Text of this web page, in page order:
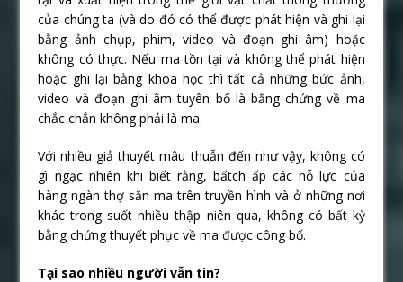
của chúng ta (và do đó có thể được phát hiện và ghi lại
bằng ảnh chụp, phim, video và đoạn ghi âm) hoặc
không có thực. Nếu ma tồn tại và không thể phát hiện
hoặc ghi lại bằng khoa học thì tất cả những bức ảnh,
video và đoạn ghi âm tuyên bố là bằng chứng về ma
chắc chắn không phải là ma.
Với nhiều giả thuyết mâu thuẫn đến như vậy, không có
gì ngạc nhiên khi biết rằng, bấtch ấp các nỗ lực của
hàng ngàn thợ săn ma trên truyền hình và ở những nơi
khác trong suốt nhiều thập niên qua, không có bất kỳ
bằng chứng thuyết phục về ma được công bố.
Tại sao nhiều người vẫn tin?